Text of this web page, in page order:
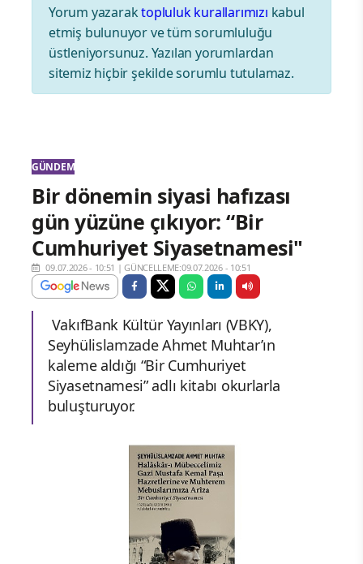
Yorum yazaraktopluluk kurallarımızı kabul
etmiş bulunuyor ve tüm sorumluluğu
üstleniyorsunuz. Yazılan yorumlardan
sitemiz hiçbir şekilde sorumlu tutulamaz.
GÜNDEM
Bir dönemin siyasi hafızası
gün yüzüne çıkıyor: “Bir
Cumhuriyet Siyasetnamesi"
09.07.2026 - 10:51 |GÜNCELLEME:09.07.2026 - 10:51
VakıfBank Kültür Yayınları (VBKY),
Seyhülislamzade Ahmet Muhtar’ın
kaleme aldığı “Bir Cumhuriyet
Siyasetnamesi” adlı kitabı okurlarla
buluşturuyor.